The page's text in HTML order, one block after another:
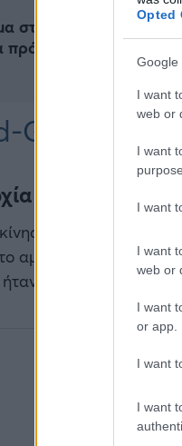
Opted
Google
I want
web or
I want
I want
I want
web or
I want
or app.
I want
I want
στην παγκόσμια
πρόκριση στο Roland
στο πρώτο σετ
την αναμέτρηση
αμέσως επόμενο
τον μοναδικό